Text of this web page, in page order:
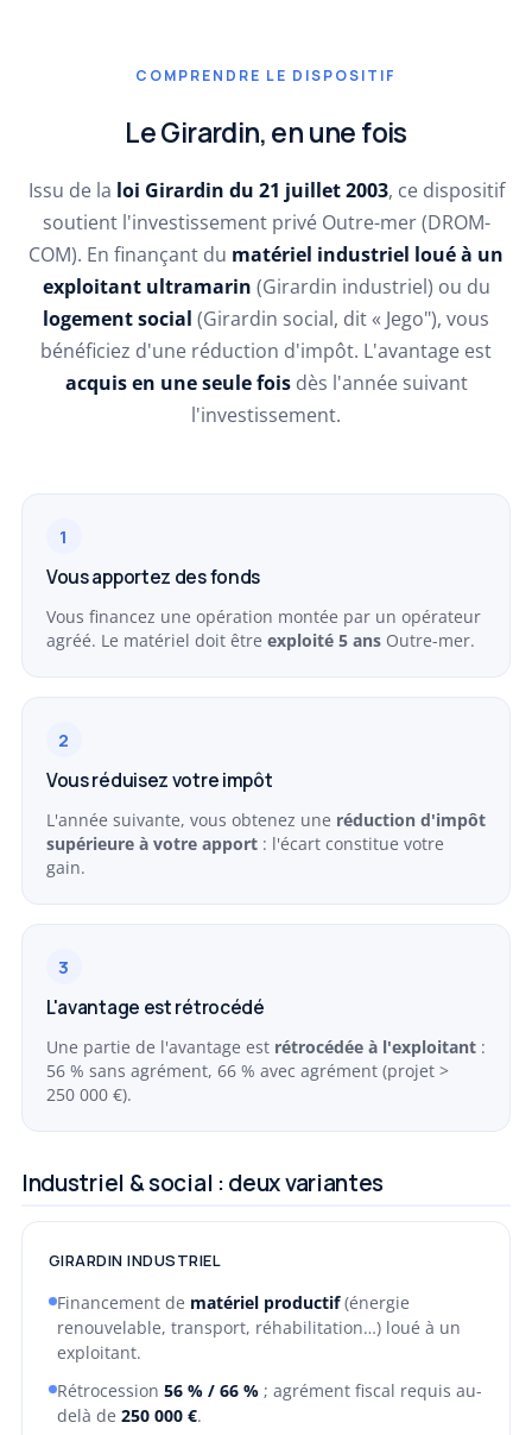
COMPRENDRE LE DISPOSITIF
Le Girardin, en une fois
Issu de la loi Girardin du 21 juillet 2003, ce dispositif
soutient l'investissement privé Outre-mer (DROM-
COM). En finançant du matériel industriel loué à un
exploitant ultramarin (Girardin industriel) ou du
logement social (Girardin social, dit « Jego"), vous
bénéficiez d'une réduction d'impôt. L'avantage est
acquis en une seule foisdès l'année suivant
l'investissement.
1
Vous apportez des fonds
Vous financez une opération montée par un opérateur
agréé. Le matériel doit être exploité 5 ansOutre-mer.
2
Vous réduisez votre impôt
L'année suivante, vous obtenez une réduction d'impôt
supérieure à votre apport: l'écart constitue votre
gain.
3
L'avantage est rétrocédé
Une partie de l'avantage est rétrocédée à l'exploitant:
56 % sans agrément, 66 % avec agrément (projet >
250 000 €).
Industriel & social : deux variantes
GIRARDIN INDUSTRIEL
Financement de matériel productif(énergie
renouvelable, transport, réhabilitation…) loué à un
exploitant.
Rétrocession 56 % / 66 %; agrément fiscal requis au-
delà de 250 000 €.